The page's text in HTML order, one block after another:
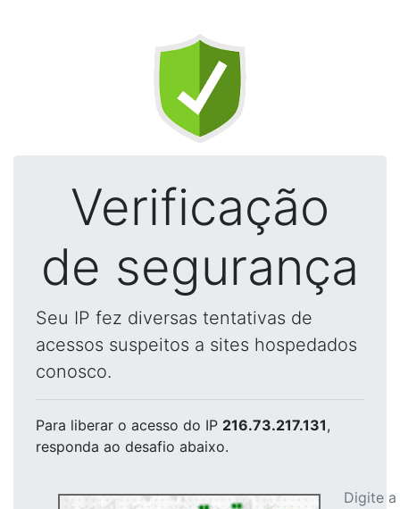
Verificação
de segurança
Seu IP fez diversas tentativas de
acessos suspeitos a sites hospedados
conosco.
Para liberar o acesso do IP 216.73.217.131,
responda ao desafio abaixo.
Digite